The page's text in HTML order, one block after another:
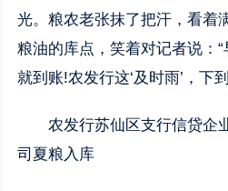
光。粮农老张抹了把汗，看着
粮油的库点，笑着对记者说：
就到账!农发行这‘及时雨’，下
农发行苏仙区支行信贷企
司夏粮入库